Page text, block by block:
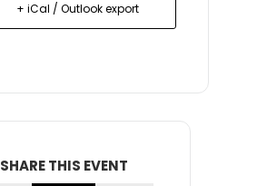
+ iCal / Outlook export
SHARE THIS EVENT